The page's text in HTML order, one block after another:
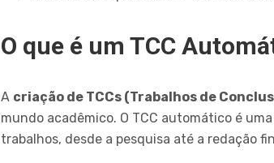
O que é um TCC
A criação de TCCs (Trabalhos de
mundo acadêmico. O TCC automático é
trabalhos, desde a pesquisa até a redação